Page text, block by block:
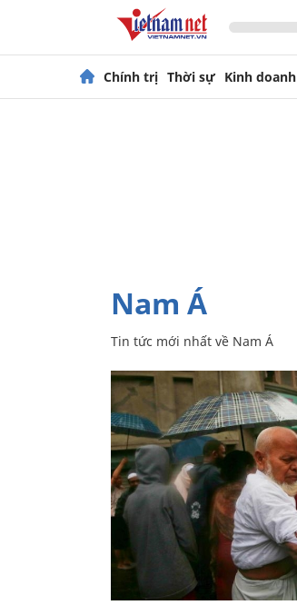
Chính trị Thời sự Kinh doanh
Nam Á
Tin tức mới nhất về Nam Á